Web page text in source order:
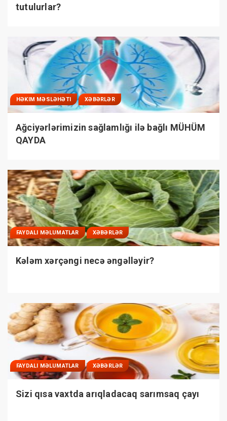
tutulurlar?
HƏKIM MƏSLƏHƏTI XƏBƏRLƏR
Ağciyərlərimizin sağlamlığı ilə bağlı MÜHÜM
QAYDA
FAYDALI MƏLUMATLAR XƏBƏRLƏR
Kələm xərçəngi necə əngəlləyir?
FAYDALI MƏLUMATLAR XƏBƏRLƏR
Sizi qısa vaxtda arıqladacaq sarımsaq çayı